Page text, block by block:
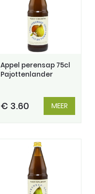
Appel perensap 75cl
Pajottenlander
€ 3.60 MEER